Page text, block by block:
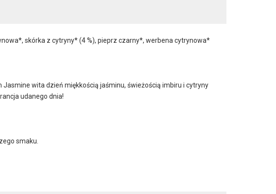
skórka z cytryny* (4 %), pieprz czarny*, werbena cytrynowa*
wita dzień miękkością jaśminu, świeżością imbiru i cytryny
udanego dnia!
smaku.